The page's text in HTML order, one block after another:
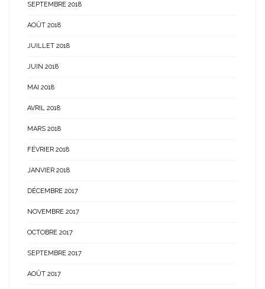
SEPTEMBRE 2018
AOÛT 2018
JUILLET 2018
JUIN 2018
MAI 2018
AVRIL 2018
MARS 2018
FÉVRIER 2018
JANVIER 2018
DÉCEMBRE 2017
NOVEMBRE 2017
OCTOBRE 2017
SEPTEMBRE 2017
AOÛT 2017